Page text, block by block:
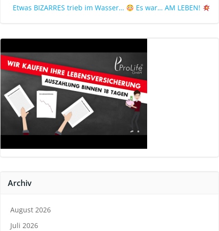
Etwas BIZARRES trieb im Wasser… Es war… AM LEBEN!
Archiv
August 2026
Juli 2026